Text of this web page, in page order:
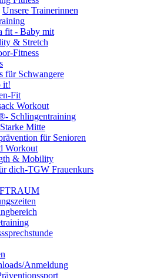
Unsere Trainerinnen
fit - Baby mit
& Stretch
Fitness
für Schwangere
it!
Fit
Workout
Schlingentraining
Mitte
für Senioren
Workout
& Mobility
dich-TGW Frauenkurs
Anmeldung